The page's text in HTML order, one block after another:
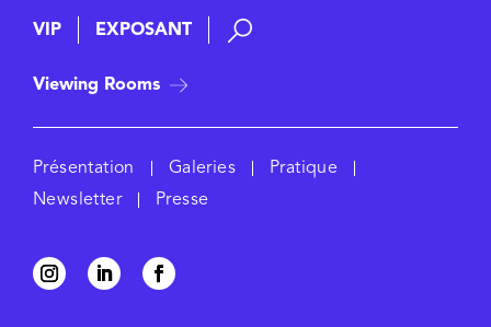
VIP EXPOSANT
Viewing Rooms
Présentation Galeries
Pratique
Newsletter
Presse